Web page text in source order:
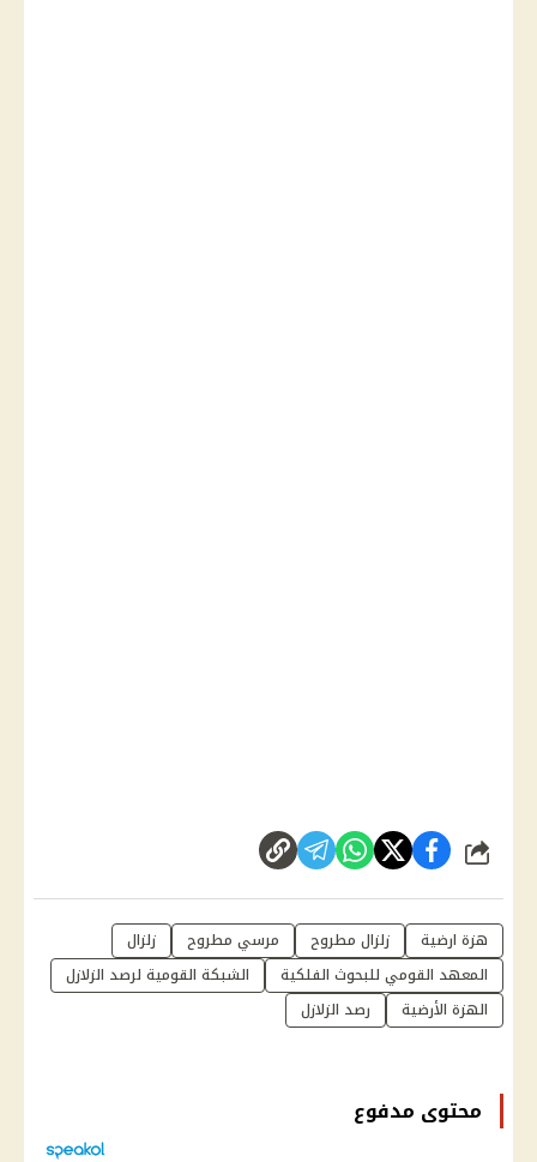
شارك
هزة ارضية زلزال مطروح مرسي مطروح
زلزال
المعهد القومي للبحوث الفلكية
الشبكة القومية لرصد الزلازل
الهزة الأرضية
رصد الزلازل
محتوى مدفوع